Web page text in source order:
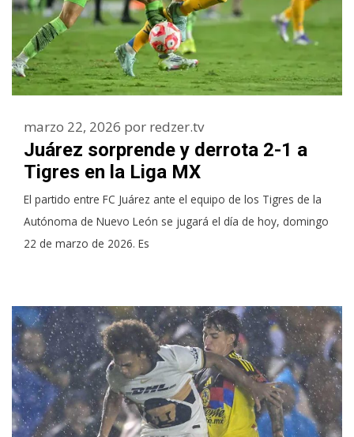
Juárez sorprende y derrota 2-1 a
Tigres en la Liga MX
marzo 22, 2026 por redzer.tv
El partido entre FC Juárez ante el equipo de los Tigres de la
Autónoma de Nuevo León se jugará el día de hoy, domingo
22 de marzo de 2026. Es